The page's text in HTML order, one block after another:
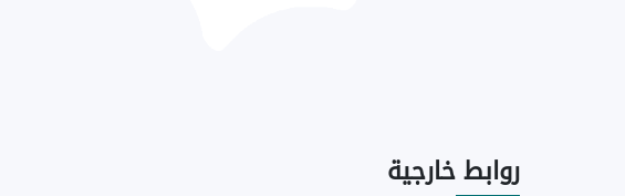
روابطخارجية